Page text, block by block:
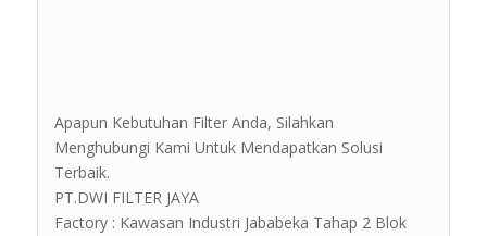
Apapun Kebutuhan Filter Anda, Silahkan
Menghubungi Kami Untuk Mendapatkan Solusi
Terbaik.
PT.DWI FILTER JAYA
Factory : Kawasan Industri Jababeka Tahap 2 Blok